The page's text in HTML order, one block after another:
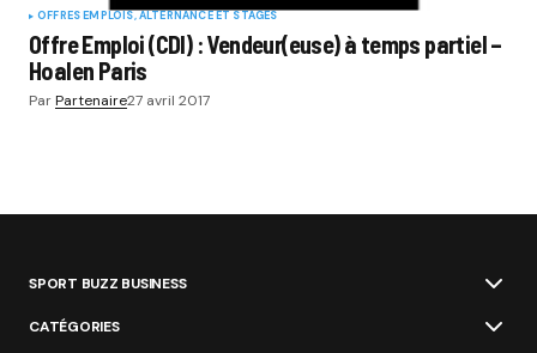
OFFRES EMPLOIS, ALTERNANCE ET STAGES
Offre Emploi (CDI) : Vendeur(euse) à temps partiel –
Hoalen Paris
ParPartenaire27 avril 2017
SPORT BUZZ BUSINESS
CATÉGORIES